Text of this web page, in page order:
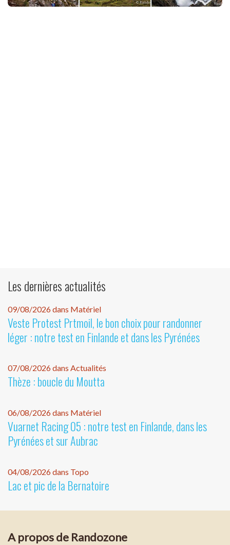
Les dernières actualités
09/08/2026 dans Matériel
Veste Protest Prtmoil, le bon choix pour randonner
léger : notre test en Finlande et dans les Pyrénées
07/08/2026 dans Actualités
Thèze : boucle du Moutta
06/08/2026 dans Matériel
Vuarnet Racing 05 : notre test en Finlande, dans les
Pyrénées et sur Aubrac
04/08/2026 dans Topo
Lac et pic de la Bernatoire
A propos de Randozone